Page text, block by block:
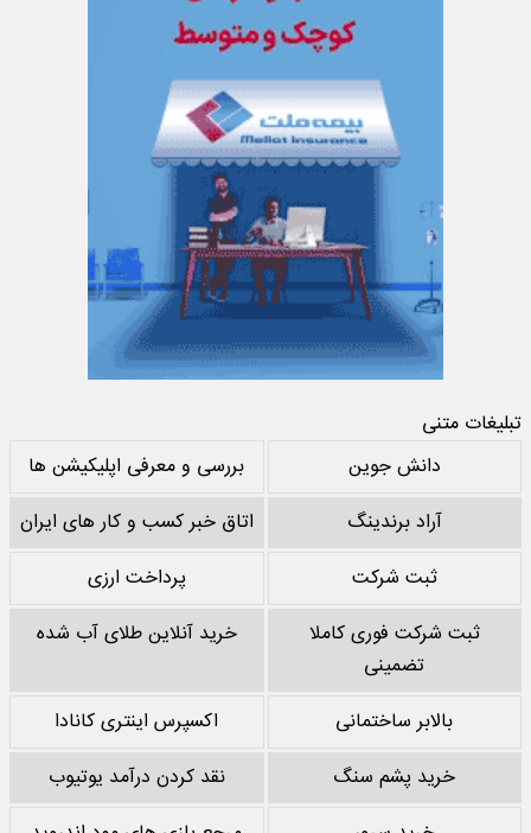
تبلیغات متنی
دانش جوین
بررسی و معرفی اپلیکیشن ها
آراد برندینگ
اتاق خبر کسب و کار های ایران
ثبت شرکت
پرداخت ارزی
ثبت شرکت فوری کاملا
تضمینی
خرید آنلاین طلای آب شده
بالابر ساختمانی
اکسپرس اینتری کانادا
خرید پشم سنگ
نقد کردن درآمد یوتیوب